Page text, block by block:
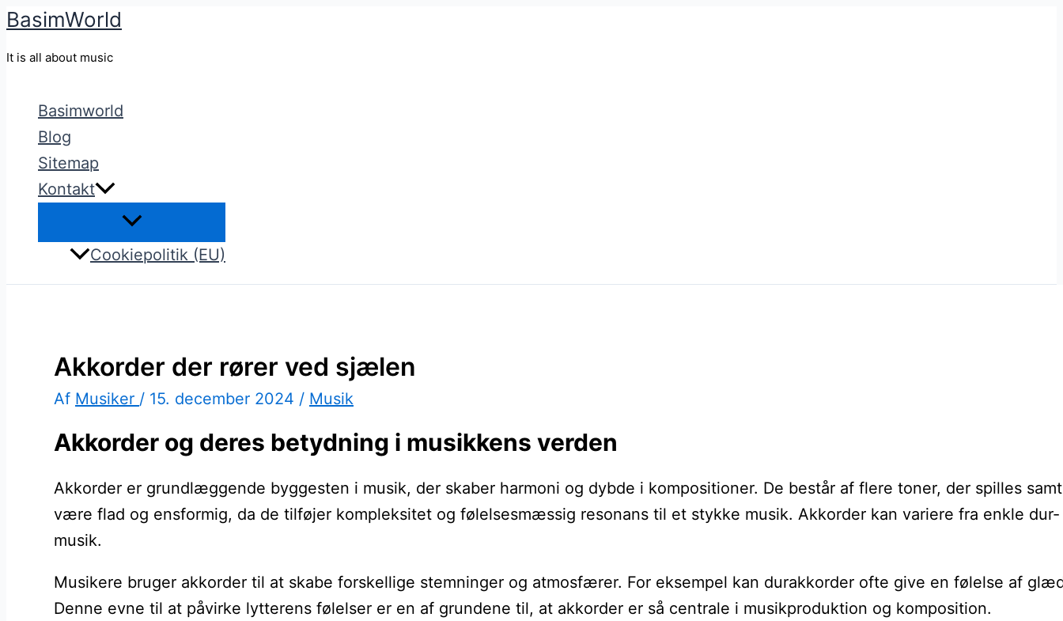
Gå
BasimWorld
It is all about music
Basimworld
Blog
Sitemap
Kontakt
Cookiepolitik (EU)
Akkorder der rører ved sjælen
Af Musiker / 15. december 2024 / Musik
Akkorder og deres betydning i musikkens verden
Akkorder er grundlæggende byggesten i musik, der skaber harmoni og dybde i kompositioner. De består af flere toner, der spilles
være flad og ensformig, da de tilføjer kompleksitet og følelsesmæssig resonans til et stykke musik. Akkorder kan variere fra enkle
musik.
Musikere bruger akkorder til at skabe forskellige stemninger og atmosfærer. For eksempel kan durakkorder ofte give en følelse af
Denne evne til at påvirke lytterens følelser er en af grundene til, at akkorder er så centrale i musikproduktion og komposition.